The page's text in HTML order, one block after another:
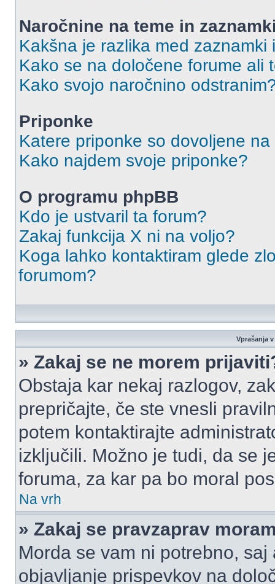
Naročnine na teme in
Kakšna je razlika med
Kako se na določene forume ali
Kako svojo naročnino
Priponke
Katere priponke so dovoljene
Kako najdem svoje priponke?
O programu phpBB
Kdo je ustvaril ta forum?
Zakaj funkcija X ni na voljo?
Koga lahko kontaktiram glede
forumom?
Vprašanja
» Zakaj se ne morem
Obstaja kar nekaj razlogov,
prepričajte, če ste vnesli
potem kontaktirajte
izključili. Možno je tudi, da se
foruma, za kar pa bo moral
Na vrh
» Zakaj se pravzaprav
Morda se vam ni potrebno,
objavljanje prispevkov na